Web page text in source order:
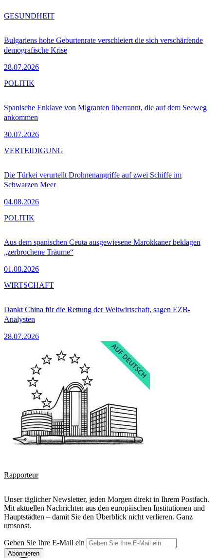
Bulgariens hohe Geburtenrate verschleiert die sich verschärfende
demografische Krise
28.07.2026
GESUNDHEIT
Spanische Enklave von Migranten überrannt, die auf dem Seeweg
ankommen
30.07.2026
POLITIK
Die Türkei verurteilt Drohnenangriffe auf zwei Schiffe im
Schwarzen Meer
04.08.2026
VERTEIDIGUNG
Aus dem spanischen Ceuta ausgewiesene Marokkaner beklagen
„zerbrochene Träume“
01.08.2026
POLITIK
Dankt China für die Rettung der Weltwirtschaft, sagen EZB-
Analysten
28.07.2026
WIRTSCHAFT
Rapporteur
Unser täglicher Newsletter, jeden Morgen direkt in Ihrem Postfach.
Mit aktuellen Nachrichten aus den europäischen Institutionen und
Hauptstädten – damit Sie den Überblick nicht verlieren. Ganz
umsonst.
Geben Sie Ihre E-Mail ein
Abonnieren